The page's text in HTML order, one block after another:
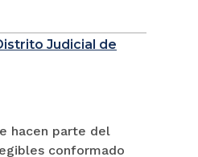
Judicial de
hacen parte del
conformado